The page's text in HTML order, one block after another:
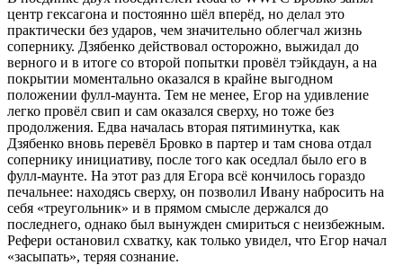
центр гексагона и постоянно шёл вперёд, но делал это
практически без ударов, чем значительно облегчал жизнь
сопернику. Дзябенко действовал осторожно, выжидал до
верного и в итоге со второй попытки провёл тэйкдаун, а на
покрытии моментально оказался в крайне выгодном
положении фулл-маунта. Тем не менее, Егор на удивление
легко провёл свип и сам оказался сверху, но тоже без
продолжения. Едва началась вторая пятиминутка, как
Дзябенко вновь перевёл Бровко в партер и там снова отдал
сопернику инициативу, после того как оседлал было его в
фулл-маунте. На этот раз для Егора всё кончилось гораздо
печальнее: находясь сверху, он позволил Ивану набросить на
себя «треугольник» и в прямом смысле держался до
последнего, однако был вынужден смириться с неизбежным.
Рефери остановил схватку, как только увидел, что Егор начал
«засыпать», теряя сознание.